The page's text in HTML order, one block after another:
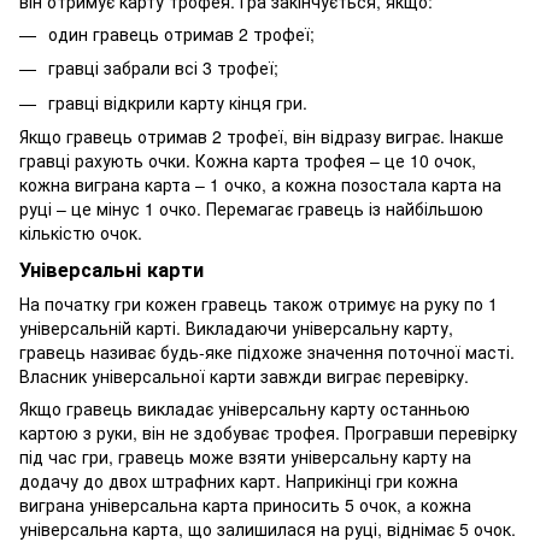
один гравець отримав 2 трофеї;
гравці забрали всі 3 трофеї;
гравці відкрили карту кінця гри.
Якщо гравець отримав 2 трофеї, він відразу виграє. Інакше
гравці рахують очки. Кожна карта трофея – це 10 очок,
кожна виграна карта – 1 очко, а кожна позостала карта на
руці – це мінус 1 очко. Перемагає гравець із найбільшою
кількістю очок.
Універсальні карти
На початку гри кожен гравець також отримує на руку по 1
універсальній карті. Викладаючи універсальну карту,
гравець називає будь-яке підхоже значення поточної масті.
Власник універсальної карти завжди виграє перевірку.
Якщо гравець викладає універсальну карту останньою
картою з руки, він не здобуває трофея. Програвши перевірку
під час гри, гравець може взяти універсальну карту на
додачу до двох штрафних карт. Наприкінці гри кожна
виграна універсальна карта приносить 5 очок, а кожна
універсальна карта, що залишилася на руці, віднімає 5 очок.